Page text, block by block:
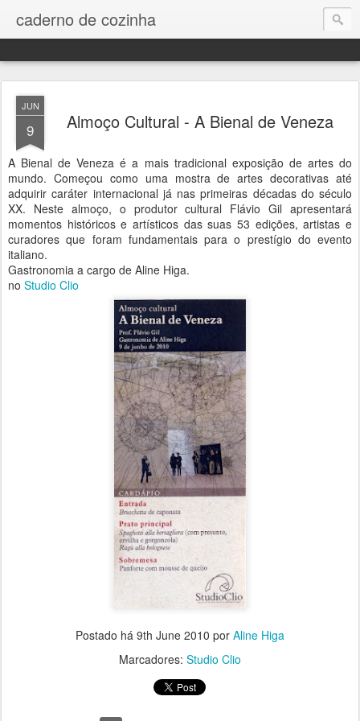
caderno de cozinha
JUN
9 Almoço Cultural - A Bienal de Veneza
A Bienal de Veneza é a mais tradicional exposição de artes do
mundo. Começou como uma mostra de artes decorativas até
adquirir caráter internacional já nas primeiras décadas do século
XX. Neste almoço, o produtor cultural Flávio Gil apresentará
momentos históricos e artísticos das suas 53 edições, artistas e
curadores que foram fundamentais para o prestígio do evento
italiano.
Gastronomia a cargo de Aline Higa.
no Studio Clio
Postado há 9th June 2010 por Aline Higa
Marcadores: Studio Clio